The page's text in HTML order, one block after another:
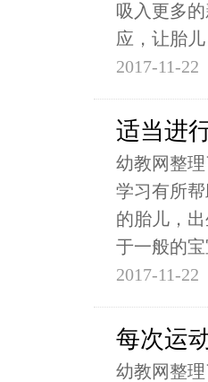
吸入更多
应，让胎儿
2017-11-22
适当进
幼教网整
学习有所
的胎儿，
于一般的
2017-11-22
每次运
幼教网整